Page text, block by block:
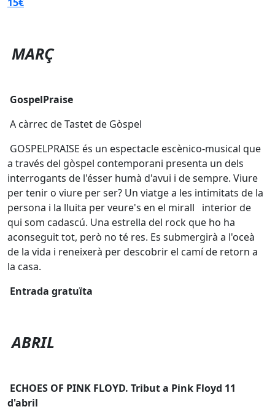
MARÇ
GospelPraise
A càrrec de Tastet de Gòspel
GOSPELPRAISE és un espectacle escènico-musical que
a través del gòspel contemporani presenta un dels
interrogants de l'ésser humà d'avui i de sempre. Viure
per tenir o viure per ser? Un viatge a les intimitats de la
persona i la lluita per veure's en el mirall interior de
qui som cadascú. Una estrella del rock que ho ha
aconseguit tot, però no té res. Es submergirà a l'oceà
de la vida i reneixerà per descobrir el camí de retorn a
la casa.
Entrada gratuïta
ABRIL
ECHOES OF PINK FLOYD. Tribut a Pink Floyd 11
d'abril